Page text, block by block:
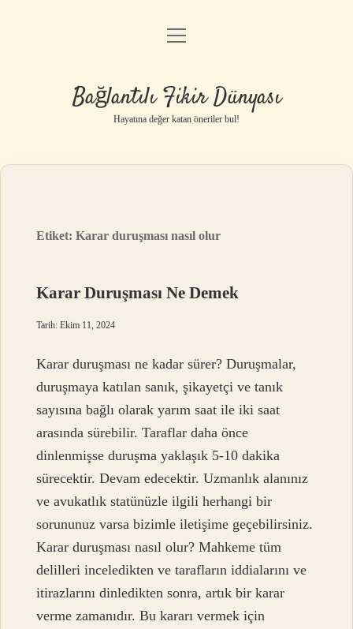
Anasayfa
Yasal Uyarı
menüyü
Bağlantılı Fikir Dünyası
Hayatına değer katan öneriler bul!
Etiket:Karar duruşması nasıl olur
Karar Duruşması Ne Demek
Tarih: Ekim 11, 2024
Karar duruşması ne kadar sürer? Duruşmalar,
duruşmaya katılan sanık, şikayetçi ve tanık
sayısına bağlı olarak yarım saat ile iki saat
arasında sürebilir. Taraflar daha önce
dinlenmişse duruşma yaklaşık 5-10 dakika
sürecektir. Devam edecektir. Uzmanlık alanınız
ve avukatlık statünüzle ilgili herhangi bir
sorununuz varsa bizimle iletişime geçebilirsiniz.
Karar duruşması nasıl olur? Mahkeme tüm
delilleri inceledikten ve tarafların iddialarını ve
itirazlarını dinledikten sonra, artık bir karar
verme zamanıdır. Bu kararı vermek için